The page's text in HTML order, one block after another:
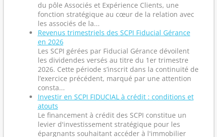
du pôle Associés et Expérience Clients, une
fonction stratégique au cœur de la relation avec
les associés de la...
Revenus trimestriels des SCPI Fiducial Gérance
en 2026
Les SCPI gérées par Fiducial Gérance dévoilent
les dividendes versés au titre du 1er trimestre
2026. Cette période s’inscrit dans la continuité de
l’exercice précédent, marqué par une attention
consta...
Investir en SCPI FIDUCIAL à crédit : conditions et
atouts
Le financement à crédit des SCPI constitue un
levier d'investissement stratégique pour les
épargnants souhaitant accéder à l'immobilier